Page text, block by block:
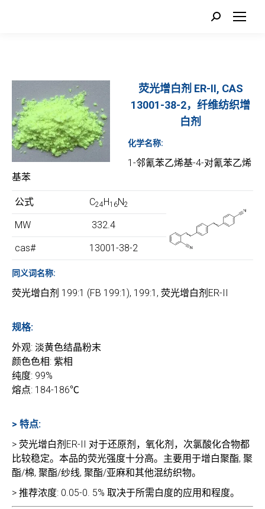
Search:
荧光增白剂 ER-II, CAS
13001-38-2，纤维纺织增
白剂
化学名称:
1-邻氰苯乙烯基-4-对氰苯乙烯
基苯
公式 C24H16N2
MW 332.4
cas# 13001-38-2
同义词名称:
荧光增白剂 199:1 (FB 199:1), 199:1, 荧光增白剂ER-II
规格:
外观: 淡黄色结晶粉末
颜色色相: 紫相
纯度: 99%
熔点: 184-186℃
> 特点:
> 荧光增白剂ER-II 对于还原剂，氧化剂，次氯酸化合物都
比较稳定。本品的荧光强度十分高。主要用于增白聚酯, 聚
酯/棉, 聚酯/纱线, 聚酯/亚麻和其他混纺织物。
> 推荐浓度: 0.05-0. 5% 取决于所需白度的应用和程度。